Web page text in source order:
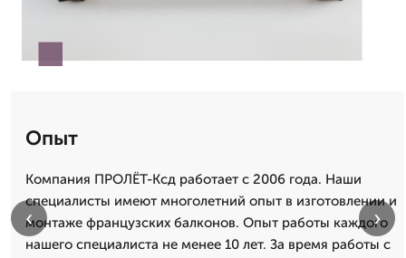
Опыт
Компания ПРОЛЁТ-Ксд работает с 2006 года. Наши
специалисты имеют многолетний опыт в изготовлении и
монтаже французских балконов. Опыт работы каждого
нашего специалиста не менее 10 лет. За время работы с
‹ ›